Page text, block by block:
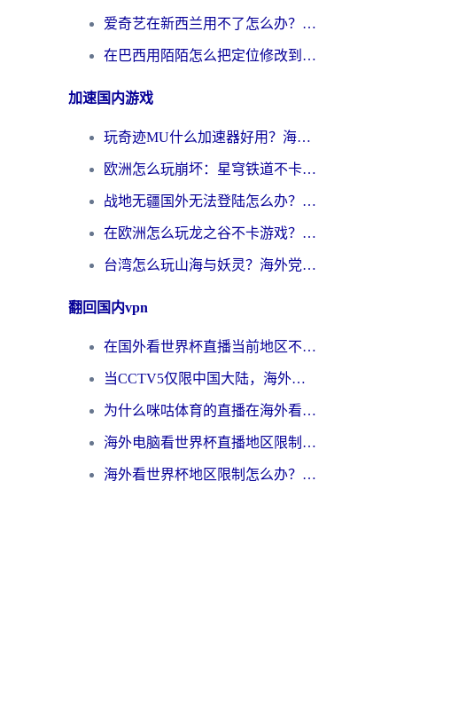
爱奇艺在新西兰用不了怎么办？海外党亲测有效的回国加速方案
在巴西用陌陌怎么把定位修改到中国国内？海外党必看的回国加速全攻略
加速国内游戏
玩奇迹MU什么加速器好用？海外党亲测：这款加速器让你告别延迟卡顿！
欧洲怎么玩崩坏：星穹铁道不卡？2026海外玩家国服游戏加速器终极攻略
战地无疆国外无法登陆怎么办？海外玩家国服畅玩终极指南（附欧服魔兽EVE加速方案）
在欧洲怎么玩龙之谷不卡游戏？2026海外党国服游戏加速全攻略
台湾怎么玩山海与妖灵？海外党国服游戏加速全攻略，告别延迟卡顿
翻回国内vpn
在国外看世界杯直播当前地区不可播放？海外党必看的回国加速全攻略
当CCTV5仅限中国大陆，海外球迷的世界杯狂欢如何继续？
为什么咪咕体育的直播在海外看不了？3步解决海外看世界杯+抖音地区限制难题
海外电脑看世界杯直播地区限制怎么办？你需要一个聪明的加速器
海外看世界杯地区限制怎么办？一篇搞定咪咕视频播放+国内资源无缝访问指南